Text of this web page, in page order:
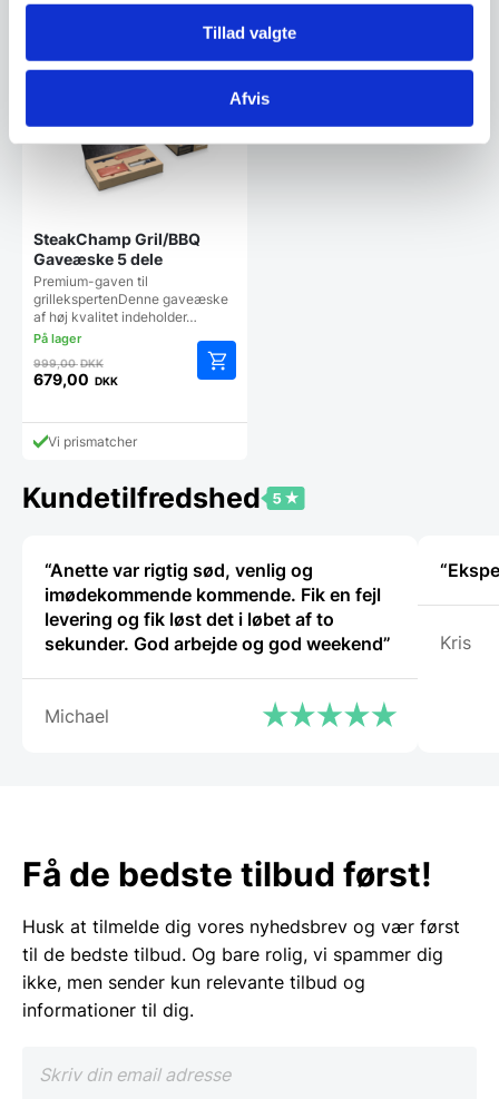
Tillad valgte
Afvis
Vi prismatcher
SteakChamp Gril/BBQ
Gaveæske 5 dele
Premium-gaven til
grillekspertenDenne gaveæske
af høj kvalitet indeholder…
999,00DKKDen
oprindelige
var:
999,00 DKK.
679,00 DKK
aktuelle
prisVi prismatcher
Kundetilfredshed
“Anette var rigtig sød, venlig og
imødekommende kommende. Fik en fejl
levering og fik løst det i løbet af to
sekunder. God arbejde og god weekend”
Michael
Kris
Få de bedste tilbud først!
Husk at tilmelde dig vores nyhedsbrev og vær først
til de bedste tilbud. Og bare rolig, vi spammer dig
ikke, men sender kun relevante tilbud og
informationer til dig.